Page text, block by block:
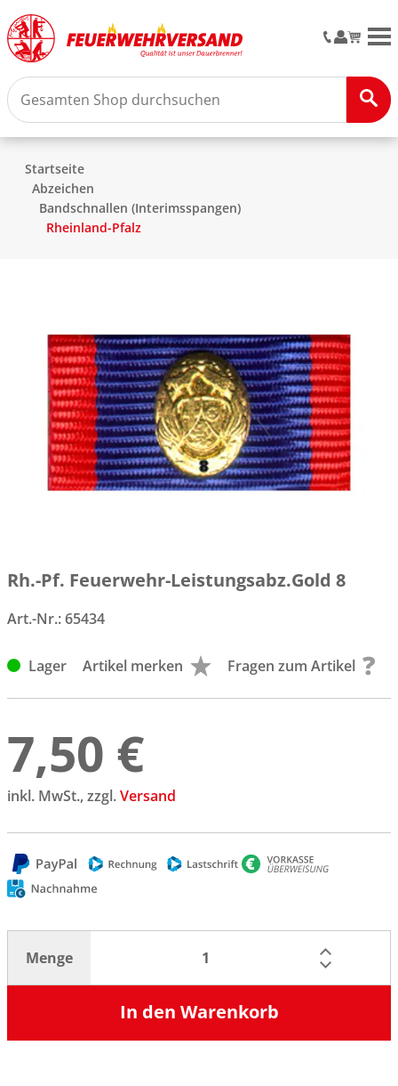
Startseite
Abzeichen
Bandschnallen (Interimsspangen)
Rheinland-Pfalz
Rh.-Pf. Feuerwehr-Leistungsabz.Gold 8
Art.-Nr.:65434
Lager Artikel merken Fragen zum Artikel
7,50 €
inkl. MwSt., zzgl.Versand
Menge
In den Warenkorb